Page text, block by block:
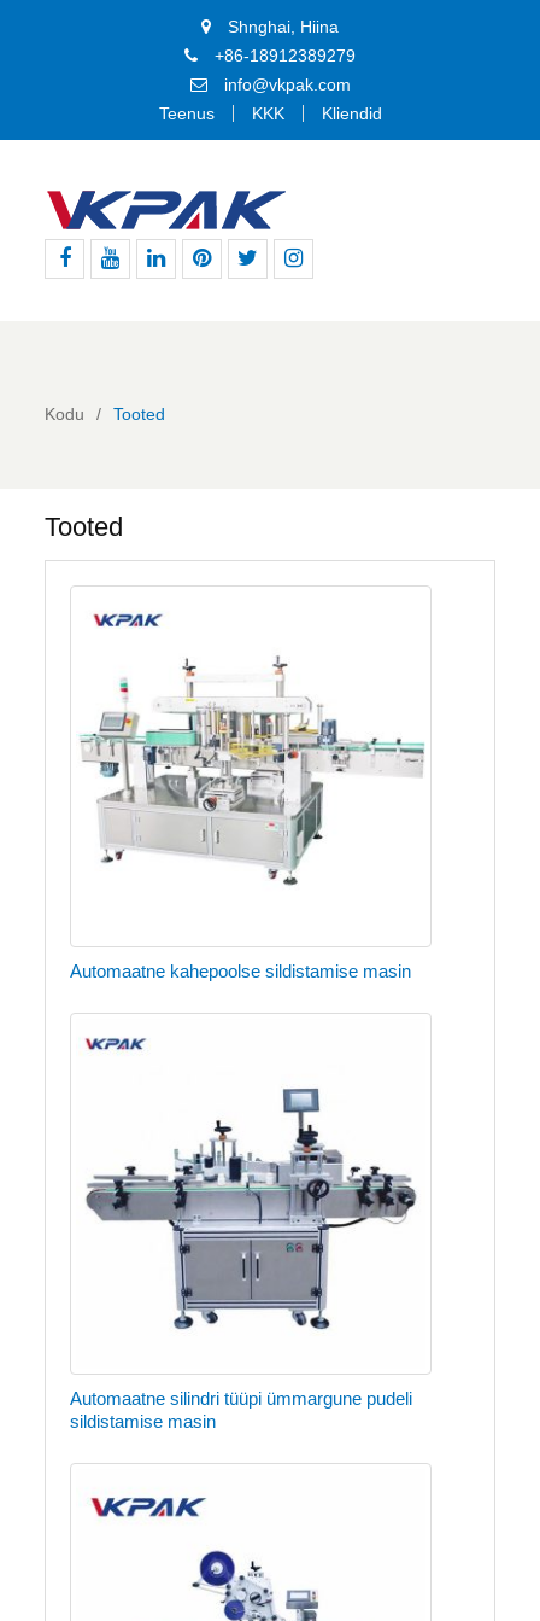
Shnghai, Hiina
+86-18912389279
info@vkpak.com
Teenus
KKK Kliendid
Kodu Tooted
Tooted
Automaatne kahepoolse sildistamise masin
Automaatne silindri tüüpi ümmargune pudeli
sildistamise masin